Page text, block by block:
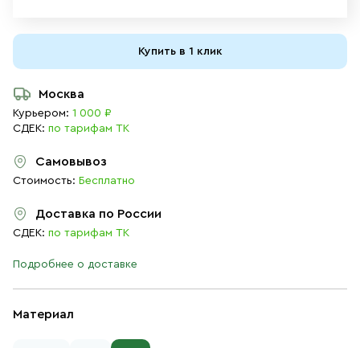
Материал
Купить в 1 клик
Москва
Курьером: 1 000 ₽
СДЕК: по тарифам ТК
Самовывоз
Стоимость: Бесплатно
Доставка по России
СДЕК: по тарифам ТК
Подробнее о доставке